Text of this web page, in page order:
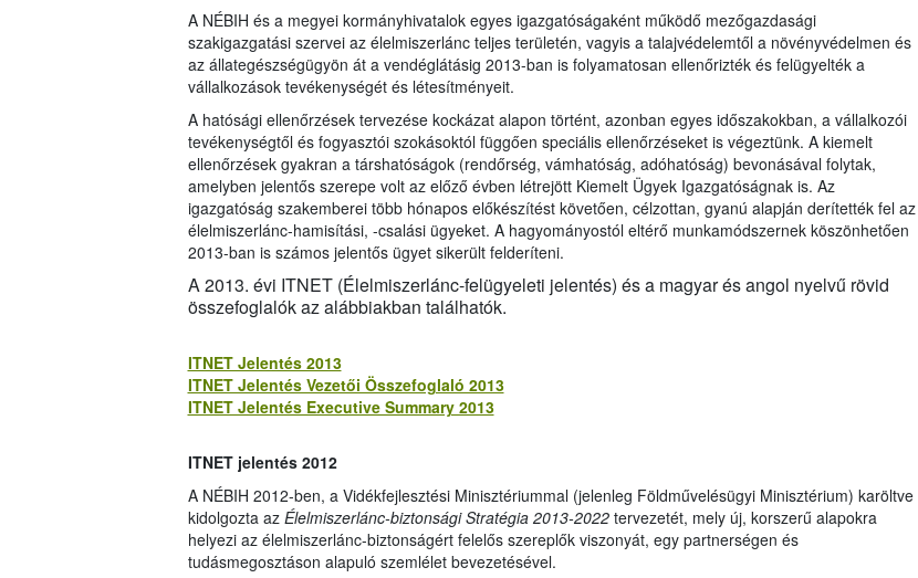
A NÉBIH és a megyei kormányhivatalok egyes igazgatóságaként működő mezőgazdasági
szakigazgatási szervei az élelmiszerlánc teljes területén, vagyis a talajvédelemtől a növényvédelmen és
az állategészségügyön át a vendéglátásig 2013-ban is folyamatosan ellenőrizték és felügyelték a
vállalkozások tevékenységét és létesítményeit.
A hatósági ellenőrzések tervezése kockázat alapon történt, azonban egyes időszakokban, a vállalkozói
tevékenységtől és fogyasztói szokásoktól függően speciális ellenőrzéseket is végeztünk. A kiemelt
ellenőrzések gyakran a társhatóságok (rendőrség, vámhatóság, adóhatóság) bevonásával folytak,
amelyben jelentős szerepe volt az előző évben létrejött Kiemelt Ügyek Igazgatóságnak is. Az
igazgatóság szakemberei több hónapos előkészítést követően, célzottan, gyanú alapján derítették fel az
élelmiszerlánc-hamisítási, -csalási ügyeket. A hagyományostól eltérő munkamódszernek köszönhetően
2013-ban is számos jelentős ügyet sikerült felderíteni.
A 2013. évi ITNET (Élelmiszerlánc-felügyeleti jelentés) és a magyar és angol nyelvű rövid
összefoglalók az alábbiakban találhatók.
ITNET Jelentés 2013
ITNET Jelentés Vezetői Összefoglaló 2013
ITNET Jelentés Executive Summary 2013
ITNET jelentés 2012
A NÉBIH 2012-ben, a Vidékfejlesztési Minisztériummal (jelenleg Földművelésügyi Minisztérium) karöltve
kidolgozta az Élelmiszerlánc-biztonsági Stratégia 2013-2022tervezetét, mely új, korszerű alapokra
helyezi az élelmiszerlánc-biztonságért felelős szereplők viszonyát, egy partnerségen és
tudásmegosztáson alapuló szemlélet bevezetésével.